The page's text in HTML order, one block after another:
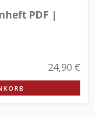
PDF |
24,90 €